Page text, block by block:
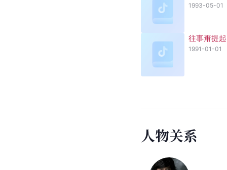
1993-05-01
往事甭提起
1991-01-01
人物关系